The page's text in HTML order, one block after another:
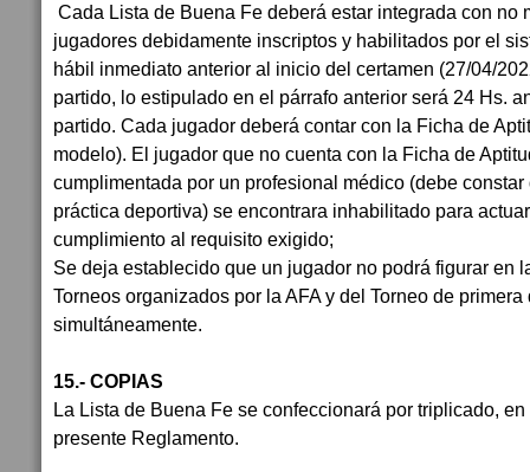
Cada Lista de Buena Fe deberá estar integrada con no
jugadores debidamente inscriptos y habilitados por el
hábil inmediato anterior al inicio del certamen (27/04/
partido, lo estipulado en el párrafo anterior será 24 Hs.
partido. Cada jugador deberá contar con la Ficha de
modelo). El jugador que no cuenta con la Ficha de
cumplimentada por un profesional médico (debe
práctica deportiva) se encontrara inhabilitado para
cumplimiento al requisito exigido;
Se deja establecido que un jugador no podrá figurar en
Torneos organizados por la AFA y del Torneo de
simultáneamente.
15.- COPIAS
La Lista de Buena Fe se confeccionará por triplicado,
presente Reglamento.